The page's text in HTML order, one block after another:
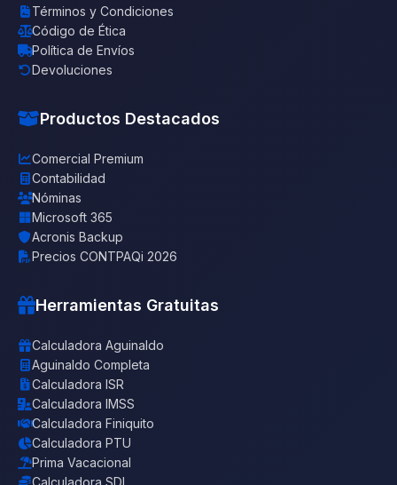
Términos y Condiciones
Código de Ética
Política de Envíos
Devoluciones
Productos Destacados
Comercial Premium
Contabilidad
Nóminas
Microsoft 365
Acronis Backup
Precios CONTPAQi 2026
Herramientas Gratuitas
Calculadora Aguinaldo
Aguinaldo Completa
Calculadora ISR
Calculadora IMSS
Calculadora Finiquito
Calculadora PTU
Prima Vacacional
Calculadora SDI